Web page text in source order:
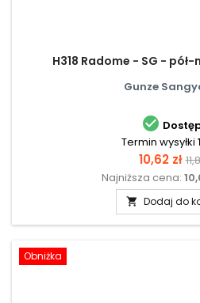
H318 Radome - SG -
Gunze

Termin wysyłki
Cena
10,62 zł
Najniższa cena:
 Dodaj do
Obniżka